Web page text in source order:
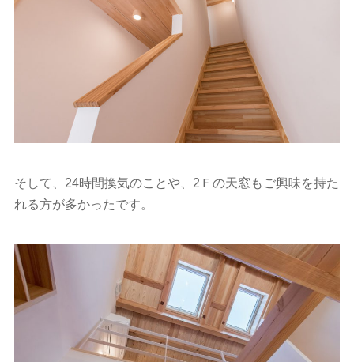
そして、24時間換気のことや、2Ｆの天窓もご興味を持た
れる方が多かったです。